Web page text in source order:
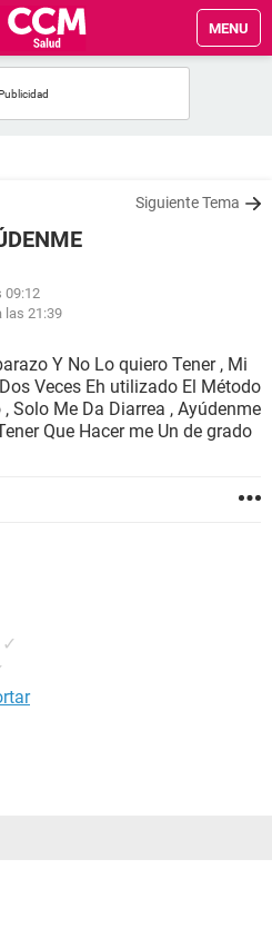
MENU
Siguiente Tema
09:12
las 21:39
Y No Lo quiero Tener , Mi
Veces Eh utilizado El Método
Solo Me Da Diarrea , Ayúdenme
Que Hacer me Un de grado
✓